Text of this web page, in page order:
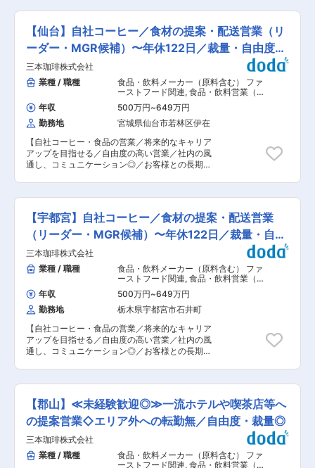
す。 ■組織構成 ・各支店で人数は20名前後（営
業課：40代支店長＋30代営業課長＋20〜30代メ
ンバー8名／業務課：40代主任＋20〜30代のメ
ンバー8名）で構成されております。中途採用比
率は6割で、面倒見がよくお人柄の良い方が非常
に多い組織のため安心して働ける環境です。 ■入
社後の流れ ・入社後は、半年間の手厚いOJTと勉
強会を経て独り立ちして頂きます。その後、既存
顧客を少ない社数からお任せし、慣れてきたら1
人当たり30〜50社程度を担当いただきます。引
継ぎ初めはいきなり担当をお任せするのではな
く、全担当者と2名体制でサポートを得ながら営
業していきますので、未経験でも無理なく成長し
扱い商材などの勉強会は支店別研修と全体研修と
様々な形で設定されており、外部研修（メーカー
入社者：カーディーラー／メーカーやIT業界の営
業／ホテルマン／塾講師／スポーツウェア等の販
売業など未経験の方も多くご入社しています。 変
更の範囲：会社の定める業務
ブランド戦略に基づく営業施策や販促企画の立案
（新規開拓／既存深耕 など） ・エステサロンへ
の新規営業（TROIAREUKE導入提案） ・導入済
サロンへの定期フォローと、売上拡大に向けたコ
ンサルティング ・新規・既存サロン向け講習会の
企画・運営 ・ブランドの認知拡大に向けたマーケ
ティング活動（SNS運用、展示会出展、販促物企
画など） ※経験を考慮しお任せする場合もござ
います ■組織構成： 当社は「第二創業期」と位
置付け、2024年に韓国で大人気のフェイシャル
スキンケアブランド「TROIAREUKE」の日本ロー
ンチを行うため、組織を拡大しています。 チーム
は20代から40代まで幅広い年齢層で構成されて
おり、各自が専門性を発揮しながら協力していま
す。新たに入社される方も、先輩社員のサポート
を受けながらスムーズに業務に慣れていただける
だきます。初めの3ヶ月間はOJT方式で、実際の
営業活動やサポート業務の現場に同行しながら、
業務の流れを覚えていただきます。その後は、独
り立ちして担当業務をお任せしますが、わからな
いことがあればいつでも相談できる環境がありま
すのでご安心ください。 ■当社・当求人の魅力：
◎株式会社JULIAIVYは、眉癖改善技術「ハリウッ
ドブロウリフト（HBL）」を展開し、美容業界の
常識を覆す新たなチャレンジを続けています。こ
こでは、技術者の成長をサポートし、美容業界の
未来を創る重要な役割を担うことができます。 ◎
講習の企画や運営、改善に携わることができるた
め、自らのアイデアを形にしながら成長できる環
と共に達成感を共有できます。熱意と責任感を持
ち、技術者の成長を支援したいという強い思いを
るポジションです。 美容業界を変革し、「肌と心
のかかりつけエステ」を広げる一員として、一緒
に未来を創り上げていきましょう。 変更の範囲：
会社の定める業務
【仙台】自社コーヒー／食材の提案・配送営業（リ
ーダー・MGR候補）〜年休122日／裁量・自由度
◎〜
三本珈琲株式会社
業種 / 職種
食品・飲料メーカー（原料含む） ファ
ーストフード関連, 食品・飲料営業（国
内） 日用品・化粧品営業（国内）
年収 500万円~649万円
勤務地
宮城県仙台市若林区伊在
【自社コーヒー・食品の営業／将来的なキャリア
アップを目指せる／自由度の高い営業／社内の風
通し、コミュニケーション◎／お客様との長期的
自社製造コーヒーや仕入品の食材、消耗品の提案
をお任せします。コーヒーメーカーと食品商社の
二つの顔を持ち、お客様ニーズに合わせて様々な
商品を提案可能です。 ■具体的には、 ・既存顧
客ニーズに基づいたコーヒー、仕入食品の提案営
業 ・受注商品の納品、配送業務 ※週1〜2回は配送
と提案で取引先に伺います。お客様との距離感が
近く、関係の深さや親密度が高いです。長期的な
関係性を持ち、仲良くなると新出店や新メニュー
開発等で頼って頂くことも多く、非常に介在価値
の高い営業ができます。 ※その他、新規顧客開拓
などを行うメンバーもおり、営業スタイルに関し
ては自由度高い環境です。 ■担当顧客 アジアで
トップのレストラン、5つ星ホテル、個人経営の
喫茶店などのオーナー、料理長、仕入担当といっ
たお客様と商談を行います。 ■将来のキャリアパ
ですが、実力次第で最短2年で支店長をお任せす
るケースもあります。支店長として、通常の営業
も行いながら、メンバーの育成、営業所の売上管
理、営業戦略立案なども携われるやりがいのある
仕事です。 ■働き方 営業活動は平日のみ。土日
祝の出勤や電話はありません。お客様が使用する
【宇都宮】自社コーヒー／食材の提案・配送営業
（リーダー・MGR候補）〜年休122日／裁量・自由
度◎〜
三本珈琲株式会社
業種 / 職種
食品・飲料メーカー（原料含む） ファ
ーストフード関連, 食品・飲料営業（国
内） 日用品・化粧品営業（国内）
年収 500万円~649万円
勤務地
栃木県宇都宮市石井町
【自社コーヒー・食品の営業／将来的なキャリア
アップを目指せる／自由度の高い営業／社内の風
通し、コミュニケーション◎／お客様との長期的
自社製造コーヒーや仕入品の食材、消耗品の提案
をお任せします。コーヒーメーカーと食品商社の
二つの顔を持ち、お客様ニーズに合わせて様々な
商品を提案可能です。 ■具体的には、 ・既存顧
客ニーズに基づいたコーヒー、仕入食品の提案営
業 ・受注商品の納品、配送業務 ※週1〜2回は配送
と提案で取引先に伺います。お客様との距離感が
近く、関係の深さや親密度が高いです。長期的な
【郡山】≪未経験歓迎◎≫一流ホテルや喫茶店等へ
の提案営業◇エリア外への転勤無／自由度・裁量◎
三本珈琲株式会社
業種 / 職種
食品・飲料メーカー（原料含む） ファ
ーストフード関連, 食品・飲料営業（国